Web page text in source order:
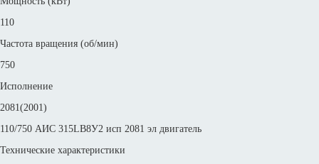
110
Частота вращения (об/мин)
750
Исполнение
2081(2001)
110/750 АИС 315LB8У2 исп 2081 эл двигатель
Технические характеристики